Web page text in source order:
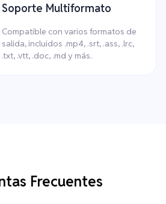
Soporte Multiformato
Compatible con varios formatos de
salida, incluidos .mp4, .srt, .ass, .lrc,
.txt, .vtt, .doc, .md y más.
Frecuentes